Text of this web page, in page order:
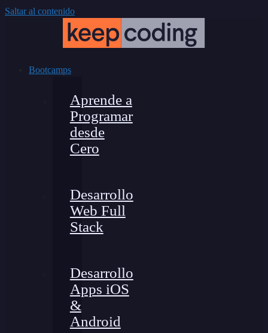
Saltar al contenido
Bootcamps
Aprende a
Programar
desde
Cero
Desarrollo
Web Full
Stack
Desarrollo
Apps iOS
&
Android